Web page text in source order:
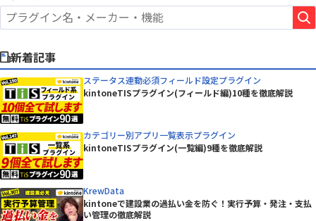
新着記事
ステータス連動必須フィールド設定プラグイン
kintoneTISプラグイン(フィールド編)10種を徹底解説
カテゴリー別アプリ一覧表示プラグイン
kintoneTISプラグイン(一覧編)9種を徹底解説
KrewData
kintoneで建設業の過払い金を防ぐ！実行予算・発注・支払
い管理の徹底解説